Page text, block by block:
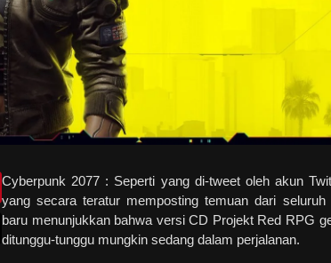
Cyberpunk 2077 : Seperti yang di-tweet oleh akun
yang secara teratur memposting temuan dari
baru menunjukkan bahwa versi CD Projekt Red RPG
ditunggu-tunggu mungkin sedang dalam perjalanan.